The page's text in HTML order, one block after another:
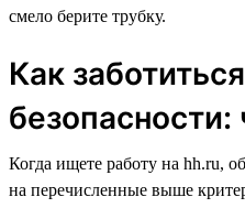
смело берите трубку.
Как
безопасности:
Когда ищете работу на hh.ru,
на перечисленные выше